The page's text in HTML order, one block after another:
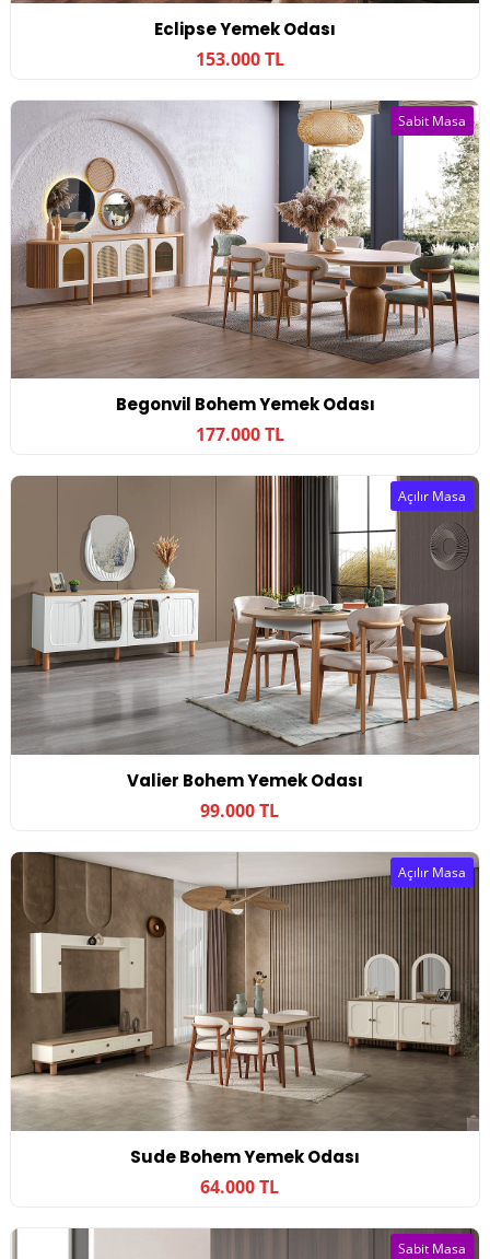
Eclipse Yemek Odası
153.000 TL
Begonvil Bohem Yemek Odası
177.000 TL
Sabit Masa
Valier Bohem Yemek Odası
99.000 TL
Açılır Masa
Sude Bohem Yemek Odası
64.000 TL
Açılır Masa
Sabit Masa